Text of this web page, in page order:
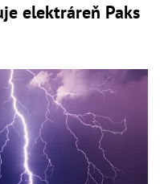
elektráreň Paks